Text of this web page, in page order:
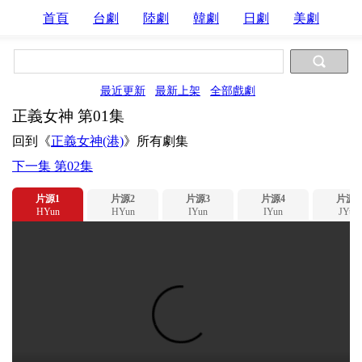
首頁 台劇 陸劇 韓劇 日劇 美劇
最近更新 最新上架 全部戲劇
正義女神 第01集
回到《正義女神(港)》所有劇集
下一集 第02集
片源1
HYun
片源2
HYun
片源3
IYun
片源4
IYun
片源5
JYun